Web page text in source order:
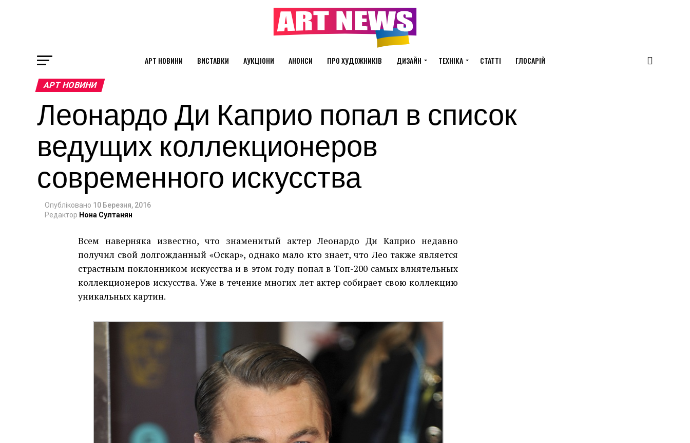
АРТ НОВИНИ ВИСТАВКИ АУКЦІОНИ АНОНСИ ПРО ХУДОЖНИКІВ ДИЗАЙН ТЕХНІКА СТАТТІ ГЛОСАРІЙ
АРТ НОВИНИ
Леонардо Ди Каприо попал в список
ведущих коллекционеров
современного искусства
Опубліковано 10 Березня, 2016
Редактор Нона Султанян
Всем наверняка известно, что знаменитый актер Леонардо Ди Каприо недавно
получил свой долгожданный «Оскар», однако мало кто знает, что Лео также является
страстным поклонником искусства и в этом году попал в Топ-200 самых влиятельных
коллекционеров искусства. Уже в течение многих лет актер собирает свою коллекцию
уникальных картин.